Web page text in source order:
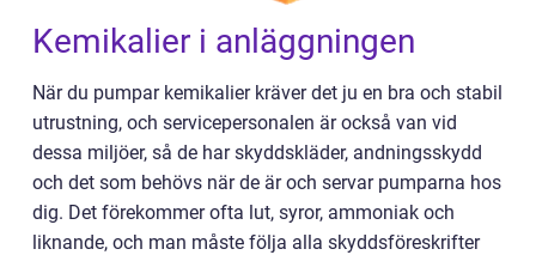
Kemikalier i anläggningen
När du pumpar kemikalier kräver det ju en bra och stabil
utrustning, och servicepersonalen är också van vid
dessa miljöer, så de har skyddskläder, andningsskydd
och det som behövs när de är och servar pumparna hos
dig. Det förekommer ofta lut, syror, ammoniak och
liknande, och man måste följa alla skyddsföreskrifter